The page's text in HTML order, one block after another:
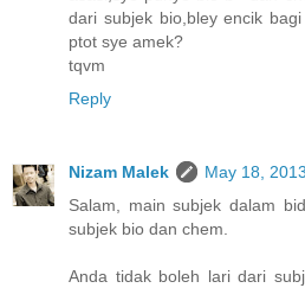
dari subjek bio,bley encik
ptot sye amek?
tqvm
Reply
Nizam Malek
May 18,
Salam, main subjek dalam
subjek bio dan chem.
Anda tidak boleh lari dari